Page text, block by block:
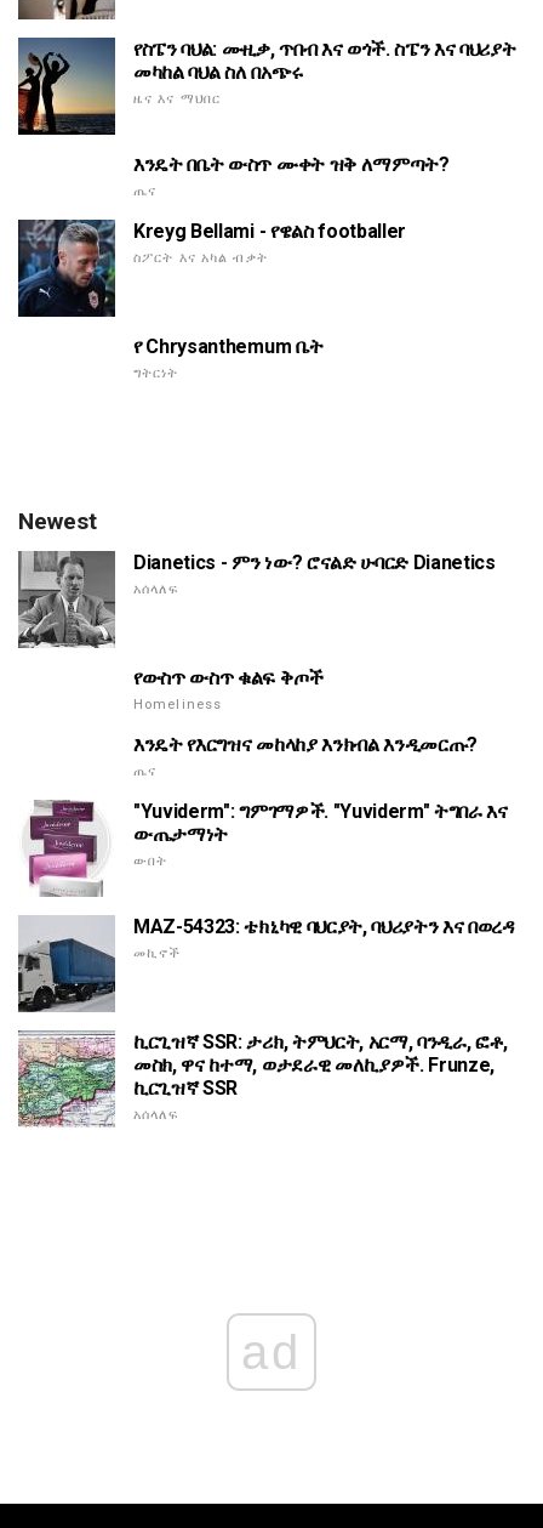
የስፔን ባህል: ሙዚቃ, ጥበብ እና ወጎች. ስፔን እና ባህሪያት
መካከል ባህል ስለ በአጭሩ
ዜና እና ማህበር
እንዴት በቤት ውስጥ ሙቀት ዝቅ ለማምጣት?
ጤና
Kreyg Bellami - የዌልስ footballer
ስፖርት እና አካል ብቃት
የ Chrysanthemum ቤት
ግትርነት
Newest
Dianetics - ምን ነው? ሮናልድ ሁባርድ Dianetics
አሰላለፍ
የውስጥ ውስጥ ቁልፍ ቅጦች
Homeliness
እንዴት የእርግዝና መከላከያ እንክብል እንዲመርጡ?
ጤና
"Yuviderm": ግምገማዎች. "Yuviderm" ትግበራ እና
ውጤታማነት
ውበት
MAZ-54323: ቴክኒካዊ ባህርያት, ባህሪያትን እና በወረዳ
መኪኖች
ኪርጊዝኛ SSR: ታሪክ, ትምህርት, አርማ, ባንዲራ, ፎቶ,
መስክ, ዋና ከተማ, ወታደራዊ መለኪያዎች. Frunze,
ኪርጊዝኛ SSR
አሰላለፍ
ad